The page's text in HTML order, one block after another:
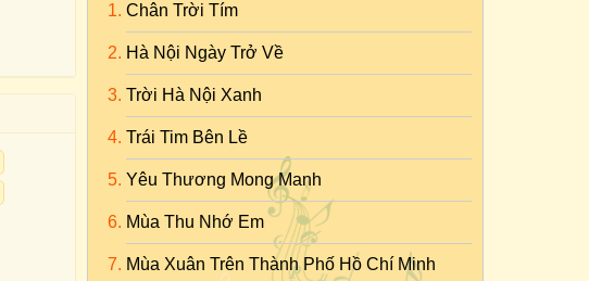
Chân Trời Tím
Hà Nội Ngày Trở Về
Trời Hà Nội Xanh
Trái Tim Bên Lề
Yêu Thương Mong Manh
Mùa Thu Nhớ Em
Mùa Xuân Trên Thành Phố Hồ Chí Minh